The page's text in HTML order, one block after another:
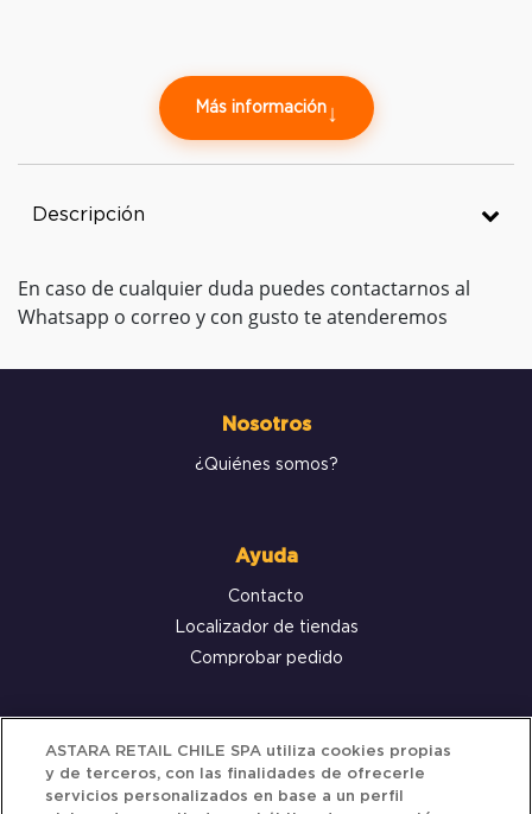
Más información↓
Descripción
En caso de cualquier duda puedes contactarnos al
Whatsapp o correo y con gusto te atenderemos
Nosotros
¿Quiénes somos?
Ayuda
Contacto
Localizador de tiendas
Comprobar pedido
Servicio al cliente
Términos y Condiciones
ASTARA RETAIL CHILE SPA utiliza cookies propias
y de terceros, con las finalidades de ofrecerle
servicios personalizados en base a un perfil